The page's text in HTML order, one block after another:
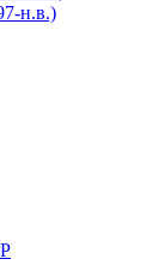
н.в.)